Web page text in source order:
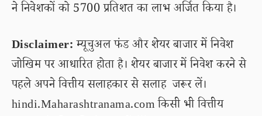
ने निवेशकों को 5700 प्रतिशत का लाभ अर्जित किया है।
Disclaimer:म्यूचुअल फंड और शेयर बाजार में निवेश
जोखिम पर आधारित होता है। शेयर बाजार में निवेश करने से
पहले अपने वित्तीय सलाहकार से सलाह जरूर लें।
hindi.Maharashtranama.com किसी भी वित्तीय